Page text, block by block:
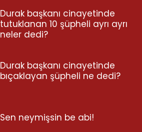
Durak başkanı cinayetinde
tutuklanan 10 şüpheli ayrı ayrı
neler dedi?
Durak başkanı cinayetinde
bıçaklayan şüpheli ne dedi?
Sen neymişsin be abi!